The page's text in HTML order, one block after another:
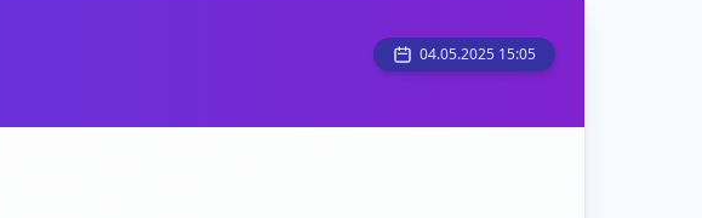
04.05.2025 15:05